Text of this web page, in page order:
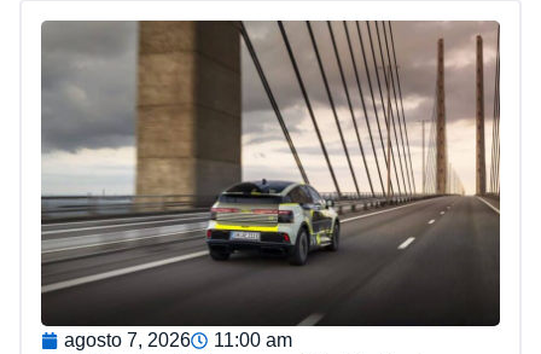
agosto 7, 2026
11:00 am